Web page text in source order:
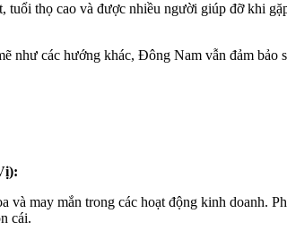
tuổi thọ cao và được nhiều người giúp đỡ khi
như các hướng khác, Đông Nam vẫn đảm bảo
may mắn trong các hoạt động kinh doanh.
cái.